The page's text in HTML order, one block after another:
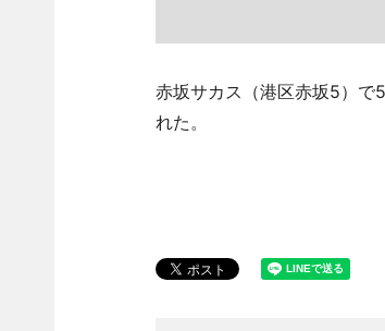
赤坂サカス（港区赤坂5）で
れた。